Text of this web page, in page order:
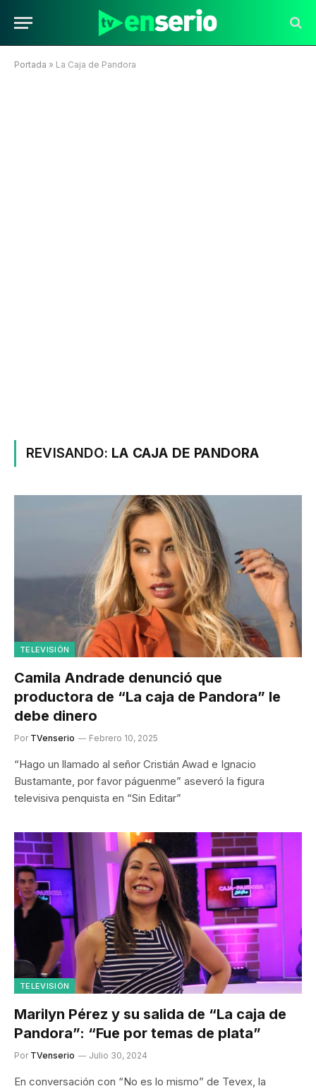
Portada » La Caja de Pandora
REVISANDO: LA CAJA DE PANDORA
TELEVISIÓN
Camila Andrade denunció que
productora de “La caja de Pandora” le
debe dinero
Por TVenserio Febrero 10, 2025
“Hago un llamado al señor Cristián Awad e Ignacio
Bustamante, por favor páguenme” aseveró la figura
televisiva penquista en “Sin Editar”
TELEVISIÓN
Marilyn Pérez y su salida de “La caja de
Pandora”: “Fue por temas de plata”
Por TVenserio Julio 30, 2024
En conversación con “No es lo mismo” de Tevex, la